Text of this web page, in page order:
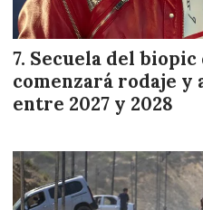
Secuela del biopic
comenzará rodaje y
entre 2027 y 2028